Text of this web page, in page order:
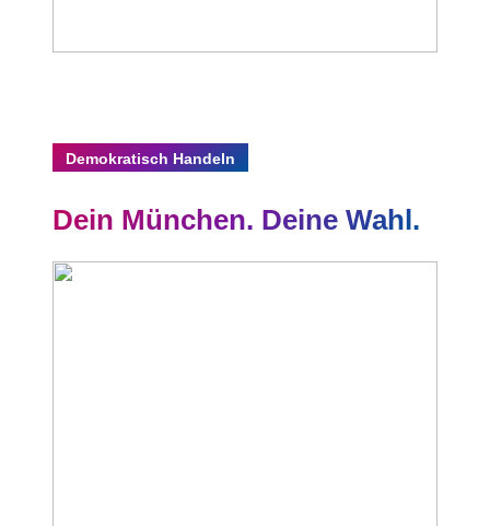
Demokratisch Handeln
Dein München. Deine Wahl.